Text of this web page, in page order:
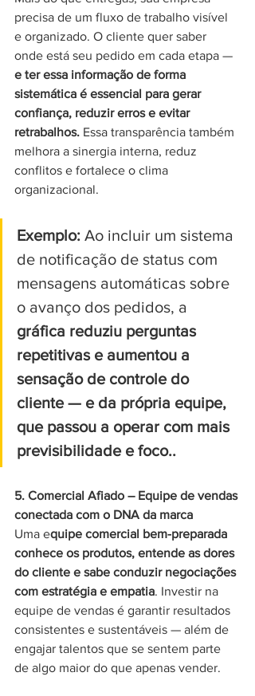
precisa de um fluxo de trabalho visível
e organizado. O cliente quer saber
onde está seu pedido em cada etapa —
e ter essa informação de forma
sistemática é essencial para gerar
confiança, reduzir erros e evitar
retrabalhos. Essa transparência também
melhora a sinergia interna, reduz
conflitos e fortalece o clima
organizacional.
Exemplo: Ao incluir um sistema
de notificação de status com
mensagens automáticas sobre
o avanço dos pedidos, a
gráfica reduziu perguntas
repetitivas e aumentou a
sensação de controle do
cliente — e da própria equipe,
que passou a operar com mais
previsibilidade e foco..
5. Comercial Afiado – Equipe de vendas
conectada com o DNA da marca
Uma equipe comercial bem-preparada
conhece os produtos, entende as dores
do cliente e sabe conduzir negociações
com estratégia e empatia. Investir na
equipe de vendas é garantir resultados
consistentes e sustentáveis — além de
engajar talentos que se sentem parte
de algo maior do que apenas vender.